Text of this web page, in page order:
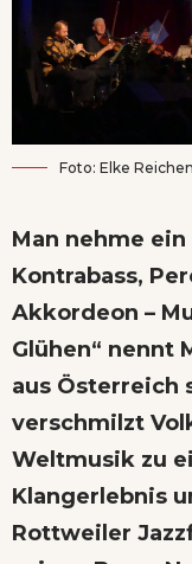
Foto: Elke
Man nehme
Kontrabass,
Akkordeon –
Glühen“ nennt
aus Österreich
verschmilzt
Weltmusik zu
Klangerlebnis
Rottweiler